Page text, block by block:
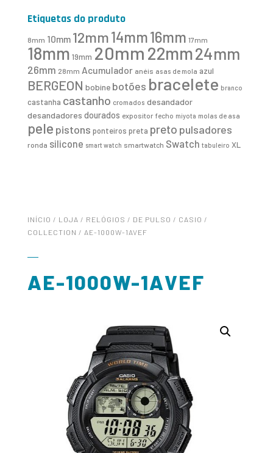
Etiquetas do produto
8mm 10mm 12mm14mm16mm 17mm
18mm 19mm 20mm 22mm24mm
26mm 28mm Acumulador anéis asas de mola azul
BERGEON bobine botões bracelete branco
castanha castanho cromados desandador
desandadores dourados expositor fecho miyota molas de asa
pele pistons ponteiros preta preto pulsadores
ronda silicone smart watch smartwatch Swatch tabuleiro XL
INÍCIO / LOJA / RELÓGIOS / DE PULSO / CASIO /
COLLECTION / AE-1000W-1AVEF
AE-1000W-1AVEF